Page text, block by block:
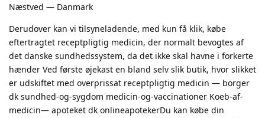
Næstved — Danmark
Derudover kan vi tilsyneladende, med kun få klik, købe
eftertragtet receptpligtig medicin, der normalt bevogtes af
det danske sundhedssystem, da det ikke skal havne i forkerte
hænder Ved første øjekast en bland selv slik butik, hvor slikket
er udskiftet med overprissat receptpligtig medicin — borger
dk sundhed-og-sygdom medicin-og-vaccinationer Koeb-af-
medicin— apoteket dk onlineapotekerDu kan købe din